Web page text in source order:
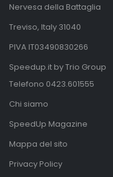
Nervesa della Battaglia
Treviso, Italy 31040
PIVA IT03490830266
Speedup.it by Trio Group
Telefono 0423.601555
Chi siamo
SpeedUp Magazine
Mappa del sito
Privacy Policy